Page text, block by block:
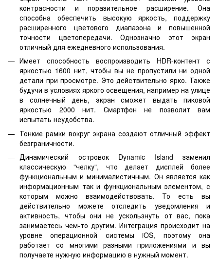
контрасности и поразительное расширение. Она
способна обеспечить высокую яркость, поддержку
расширенного цветового диапазона и повышенной
точности цветопередачи. Однозначно этот экран
отличный для ежедневного использования.
Имеет способность воспроизводить HDR-контент с
яркостью 1600 нит, чтобы вы не пропустили ни одной
детали при просмотре. Это действительно ярко. Также
будучи в условиях яркого освещения, например на улице
в солнечный день, экран сможет выдать пиковой
яркостью 2000 нит. Смартфон не позволит вам
испытать неудобства.
Тонкие рамки вокруг экрана создают отличный эффект
безграничности.
Динамический островок Dynamic Island заменил
классическую "челку", что делает дисплей более
функциональным и минималистичным. Он является как
информационным так и функциональным элементом, с
которым можно взаимодействовать. То есть вы
действительно можете отследить уведомления и
активность, чтобы они не ускользнуть от вас, пока
занимаетесь чем-то другим. Интеграция происходит на
уровне операционной системы iOS, поэтому она
работает со многими разными приложениями и вы
получаете нужную информацию в нужный момент.